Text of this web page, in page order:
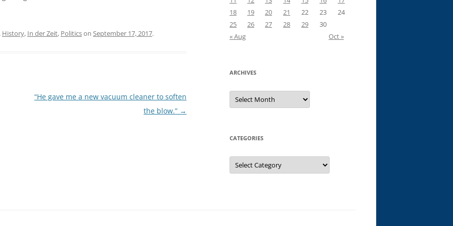
, History, In der Zeit, Politicson September 17, 2017.
“He gave me a new vacuum cleaner to soften
the blow.” →
18
19 20 21 22 23
24
25
26 27 28 29
30
« Aug
Oct »
ARCHIVES
Archives
CATEGORIES
Categories